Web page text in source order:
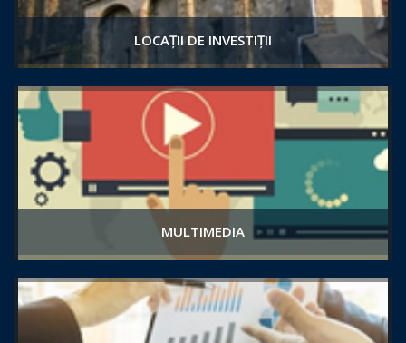
LOCAȚII DE INVESTIȚII
MULTIMEDIA